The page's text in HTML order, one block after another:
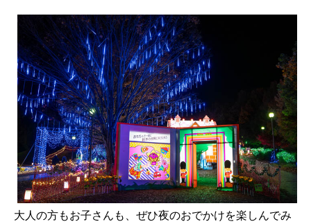
大人の方もお子さんも、ぜひ夜のおでかけを楽しんでみ